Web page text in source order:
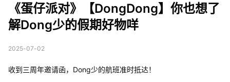
《蛋仔派对》【DongDong】你也想了
解Dong少的假期好物咩
2025-07-02
收到三周年邀请函，Dong少的航班准时抵达！